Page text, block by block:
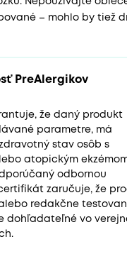
– mohlo by tiež
PreAlergikov
že daný produkt
parametre, má
stav osôb s
atopickým
odbornou
zaručuje, že
redakčne
dohľadateľné vo